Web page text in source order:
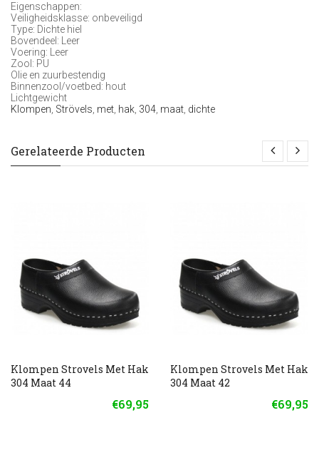
Eigenschappen:
Veiligheidsklasse: onbeveiligd
Type: Dichte hiel
Bovendeel: Leer
Voering: Leer
Zool: PU
Olie en zuurbestendig
Binnenzool/voetbed: hout
Lichtgewicht
Klompen Strövels met hak 304 maat dichte
Gerelateerde Producten
Klompen Strovels Met Hak
304 Maat 44
€69,95
Klompen Strovels Met Hak
304 Maat 42
€69,95